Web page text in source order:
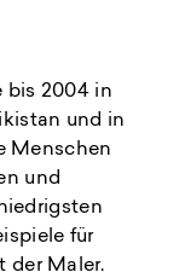
bis 2004 in
und in
Menschen
und
für
der Maler.